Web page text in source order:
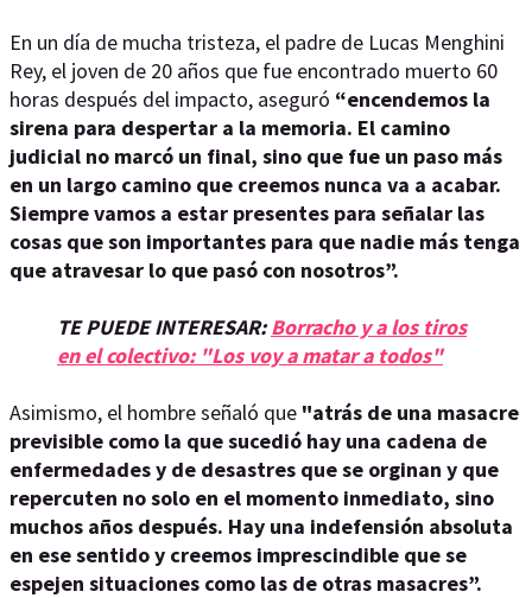
En un día de mucha tristeza, el padre de Lucas Menghini
Rey, el joven de 20 años que fue encontrado muerto 60
horas después del impacto, aseguró “encendemos la
sirena para despertar a la memoria. El camino
judicial no marcó un final, sino que fue un paso más
en un largo camino que creemos nunca va a acabar.
Siempre vamos a estar presentes para señalar las
cosas que son importantes para que nadie más tenga
que atravesar lo que pasó con nosotros”.
TE PUEDE INTERESAR:Borracho y a los tiros
en el colectivo: "Los voy a matar a todos"
Asimismo, el hombre señaló que "atrás de una masacre
previsible como la que sucedió hay una cadena de
enfermedades y de desastres que se orginan y que
repercuten no solo en el momento inmediato, sino
muchos años después. Hay una indefensión absoluta
en ese sentido y creemos imprescindible que se
espejen situaciones como las de otras masacres”.